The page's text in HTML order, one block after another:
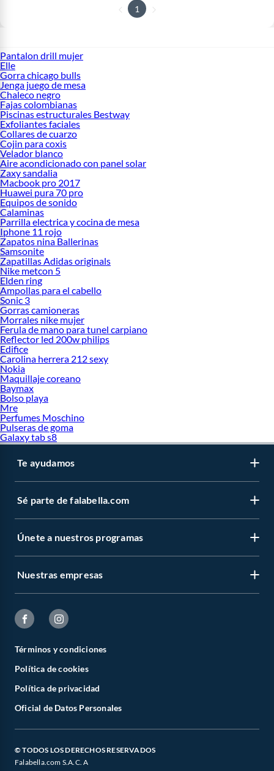
1
Pantalon drill mujer
Elle
Gorra chicago bulls
Jenga juego de mesa
Chaleco negro
Fajas colombianas
Piscinas estructurales Bestway
Exfoliantes faciales
Collares de cuarzo
Cojin para coxis
Velador blanco
Aire acondicionado con panel solar
Zaxy sandalia
Macbook pro 2017
Huawei pura 70 pro
Equipos de sonido
Calaminas
Parrilla electrica y cocina de mesa
Iphone 11 rojo
Zapatos nina Ballerinas
Samsonite
Zapatillas Adidas originals
Nike metcon 5
Elden ring
Ampollas para el cabello
Sonic 3
Gorras camioneras
Morrales nike mujer
Ferula de mano para tunel carpiano
Reflector led 200w philips
Edifice
Carolina herrera 212 sexy
Nokia
Maquillaje coreano
Baymax
Bolso playa
Mre
Perfumes Moschino
Pulseras de goma
Galaxy tab s8
Te ayudamos
Sé parte de falabella.com
Únete a nuestros programas
Nuestras empresas
Términos y condiciones
Política de cookies
Política de privacidad
Oficial de Datos Personales
© TODOS LOS DERECHOS RESERVADOS
Falabella.com S.A.C. A